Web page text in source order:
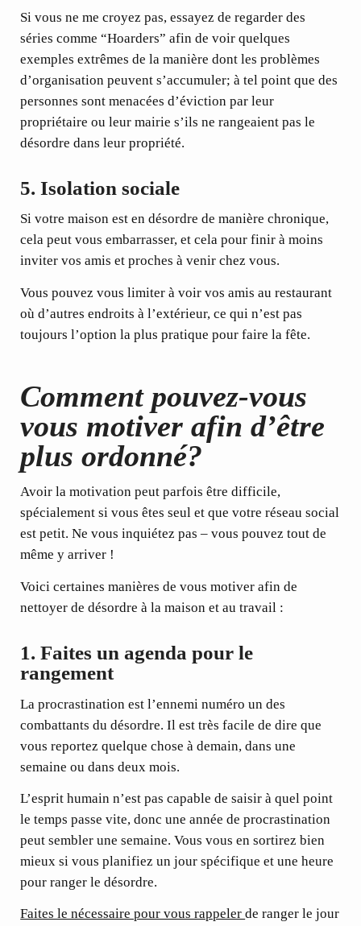
Si vous ne me croyez pas, essayez de regarder des
séries comme “Hoarders” afin de voir quelques
exemples extrêmes de la manière dont les problèmes
d’organisation peuvent s’accumuler; à tel point que des
personnes sont menacées d’éviction par leur
propriétaire ou leur mairie s’ils ne rangeaient pas le
désordre dans leur propriété.
5.Isolation sociale
Si votre maison est en désordre de manière chronique,
cela peut vous embarrasser, et cela pour finir à moins
inviter vos amis et proches à venir chez vous.
Vous pouvez vous limiter à voir vos amis au restaurant
où d’autres endroits à l’extérieur, ce qui n’est pas
toujours l’option la plus pratique pour faire la fête.
Comment pouvez-vous
vous motiver afin d’être
plus ordonné?
Avoir la motivation peut parfois être difficile,
spécialement si vous êtes seul et que votre réseau social
est petit. Ne vous inquiétez pas – vous pouvez tout de
même y arriver !
Voici certaines manières de vous motiver afin de
nettoyer de désordre à la maison et au travail :
1.Faites un agenda pour le
rangement
La procrastination est l’ennemi numéro un des
combattants du désordre. Il est très facile de dire que
vous reportez quelque chose à demain, dans une
semaine ou dans deux mois.
L’esprit humain n’est pas capable de saisir à quel point
le temps passe vite,donc une année de procrastination
peut sembler une semaine. Vous vous en sortirez bien
mieux si vous planifiez un jour spécifique et une heure
pour ranger le désordre.
Faites le nécessaire pour vous rappelerde ranger le jour